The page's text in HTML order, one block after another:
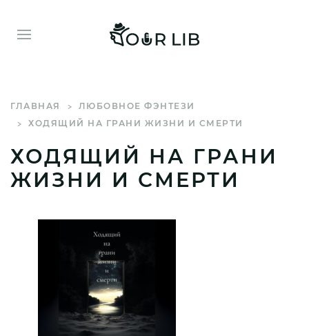
ГЛАВНАЯ
ЛЮБОВНОЕ ФЭНТЕЗИ
ХОДЯЩИЙ НА ГРАНИ ЖИЗНИ И СМЕРТИ
ХОДЯЩИЙ НА ГРАНИ
ЖИЗНИ И СМЕРТИ